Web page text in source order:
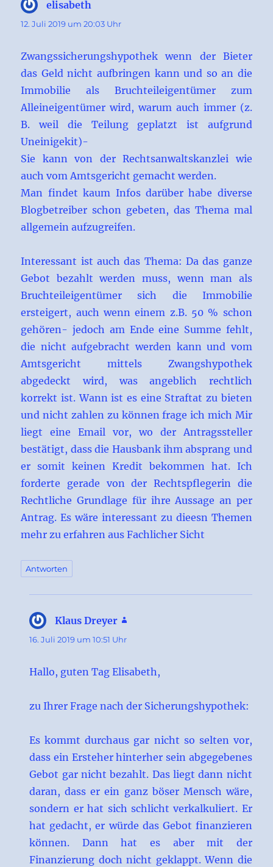
elisabeth
12. Juli 2019 um 20:03 Uhr
Zwangssicherungshypothek wenn der Bieter
das Geld nicht aufbringen kann und so an die
Immobilie als Bruchteileigentümer zum
Alleineigentümer wird, warum auch immer (z.
B. weil die Teilung geplatzt ist aufgrund
Uneinigekit)-
Sie kann von der Rechtsanwaltskanzlei wie
auch vom Amtsgericht gemacht werden.
Man findet kaum Infos darüber habe diverse
Blogbetreiber schon gebeten, das Thema mal
allgemein aufzugreifen.
Interessant ist auch das Thema: Da das ganze
Gebot bezahlt werden muss, wenn man als
Bruchteileigentümer sich die Immobilie
ersteigert, auch wenn einem z.B. 50 % schon
gehören- jedoch am Ende eine Summe fehlt,
die nicht aufgebracht werden kann und vom
Amtsgericht mittels Zwangshypothek
abgedeckt wird, was angeblich rechtlich
korrekt ist. Wann ist es eine Straftat zu bieten
und nicht zahlen zu können frage ich mich Mir
liegt eine Email vor, wo der Antragssteller
bestätigt, dass die Hausbank ihm absprang und
er somit keinen Kredit bekommen hat. Ich
forderte gerade von der Rechtspflegerin die
Rechtliche Grundlage für ihre Aussage an per
Antrag. Es wäre interessant zu dieesn Themen
mehr zu erfahren aus Fachlicher Sicht
Antworten
Klaus Dreyer
16. Juli 2019 um 10:51 Uhr
Hallo, guten Tag Elisabeth,
zu Ihrer Frage nach der Sicherungshypothek:
Es kommt durchaus gar nicht so selten vor,
dass ein Ersteher hinterher sein abgegebenes
Gebot gar nicht bezahlt. Das liegt dann nicht
daran, dass er ein ganz böser Mensch wäre,
sondern er hat sich schlicht verkalkuliert. Er
hat gedacht, er würde das Gebot finanzieren
können. Dann hat es aber mit der
Finanzierung doch nicht geklappt. Wenn die